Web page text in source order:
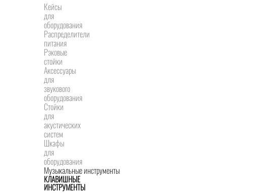
Кейсы
для
оборудования
Распределители
питания
Рэковые
стойки
Аксессуары
для
звукового
оборудования
Стойки
для
акустических
систем
Шкафы
для
оборудования
Музыкальные инструменты
КЛАВИШНЫЕ
ИНСТРУМЕНТЫ